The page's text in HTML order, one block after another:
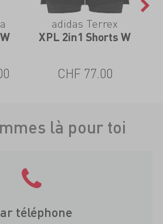
adidas Terrex
XPL 2in1 Shorts W
CHF 77.00
là pour toi
téléphone